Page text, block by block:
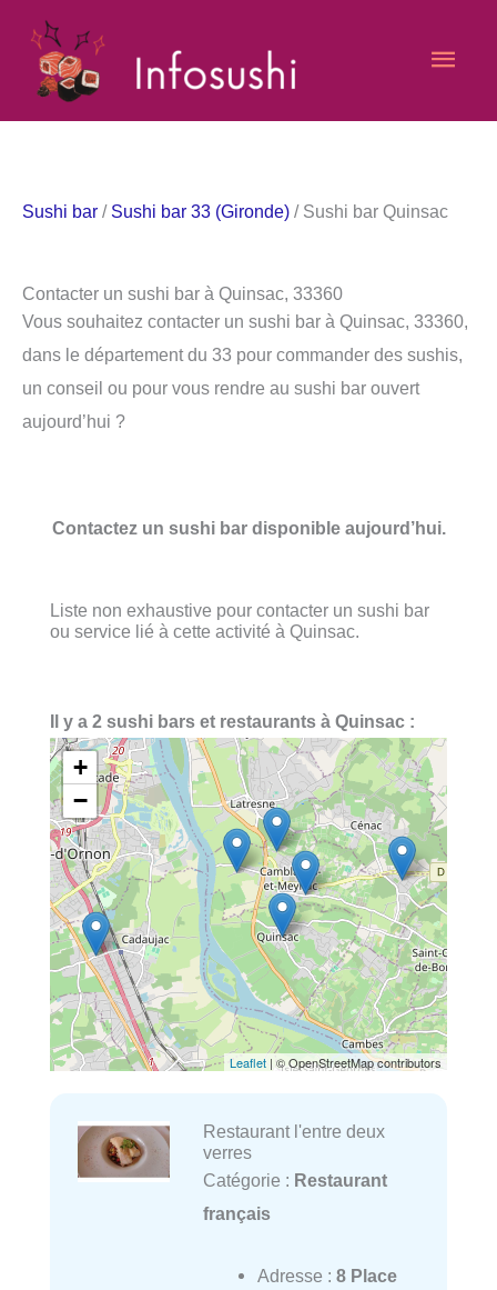
contenu
Sushi bar / Sushi bar 33 (Gironde) / Sushi bar Quinsac
Contacter un sushi bar à Quinsac, 33360
Vous souhaitez contacter un sushi bar à Quinsac, 33360,
dans le département du 33 pour commander des sushis,
un conseil ou pour vous rendre au sushi bar ouvert
aujourd’hui ?
Contactez un sushi bar disponible aujourd’hui.
Liste non exhaustive pour contacter un sushi bar
ou service lié à cette activité à Quinsac.
Il y a 2 sushi bars et restaurants à Quinsac :
+
−
Leaflet | © OpenStreetMap contributors
Restaurant l'entre deux
verres
Catégorie : Restaurant
français
Adresse : 8 Place